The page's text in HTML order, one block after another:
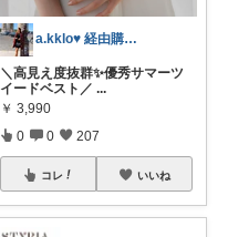
a.kklo♥ 経由購入感謝です💕
＼高見え度抜群✨優秀サマーツ
イードベスト／ ...
￥ 3,990
0 0 207
コレ いいね